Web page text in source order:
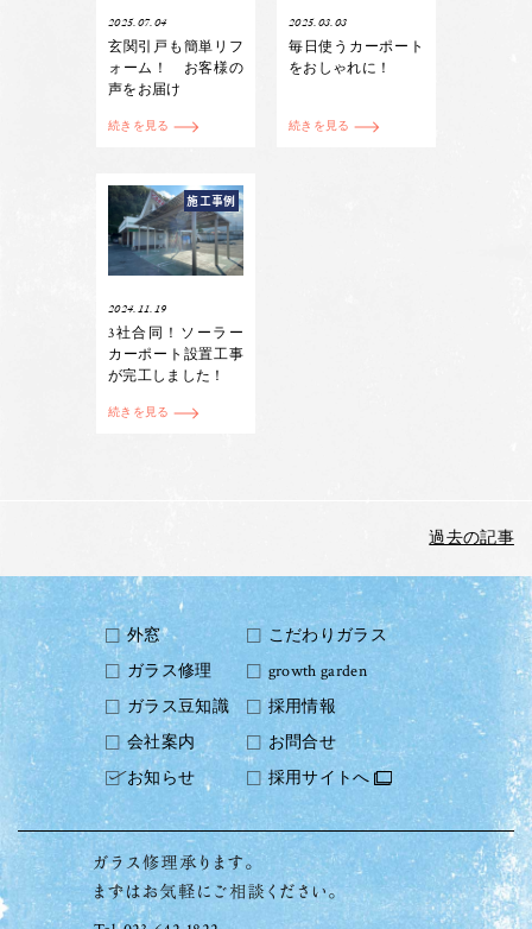
2025.07.04
玄関引戸も簡単リフ
ォーム！ お客様の
声をお届け
続きを見る
2025.03.03
毎日使うカーポート
をおしゃれに！
続きを見る
施工事例
2024.11.19
3社合同！ソーラー
カーポート設置工事
が完工しました！
続きを見る
過去の記事
外窓
こだわりガラス
ガラス修理
growth garden
ガラス豆知識
採用情報
会社案内
お問合せ
お知らせ
採用サイトへ